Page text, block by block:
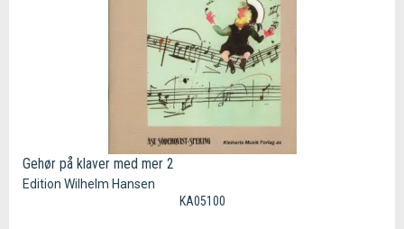
Gehør på klaver med mer 2
Edition Wilhelm Hansen
KA05100